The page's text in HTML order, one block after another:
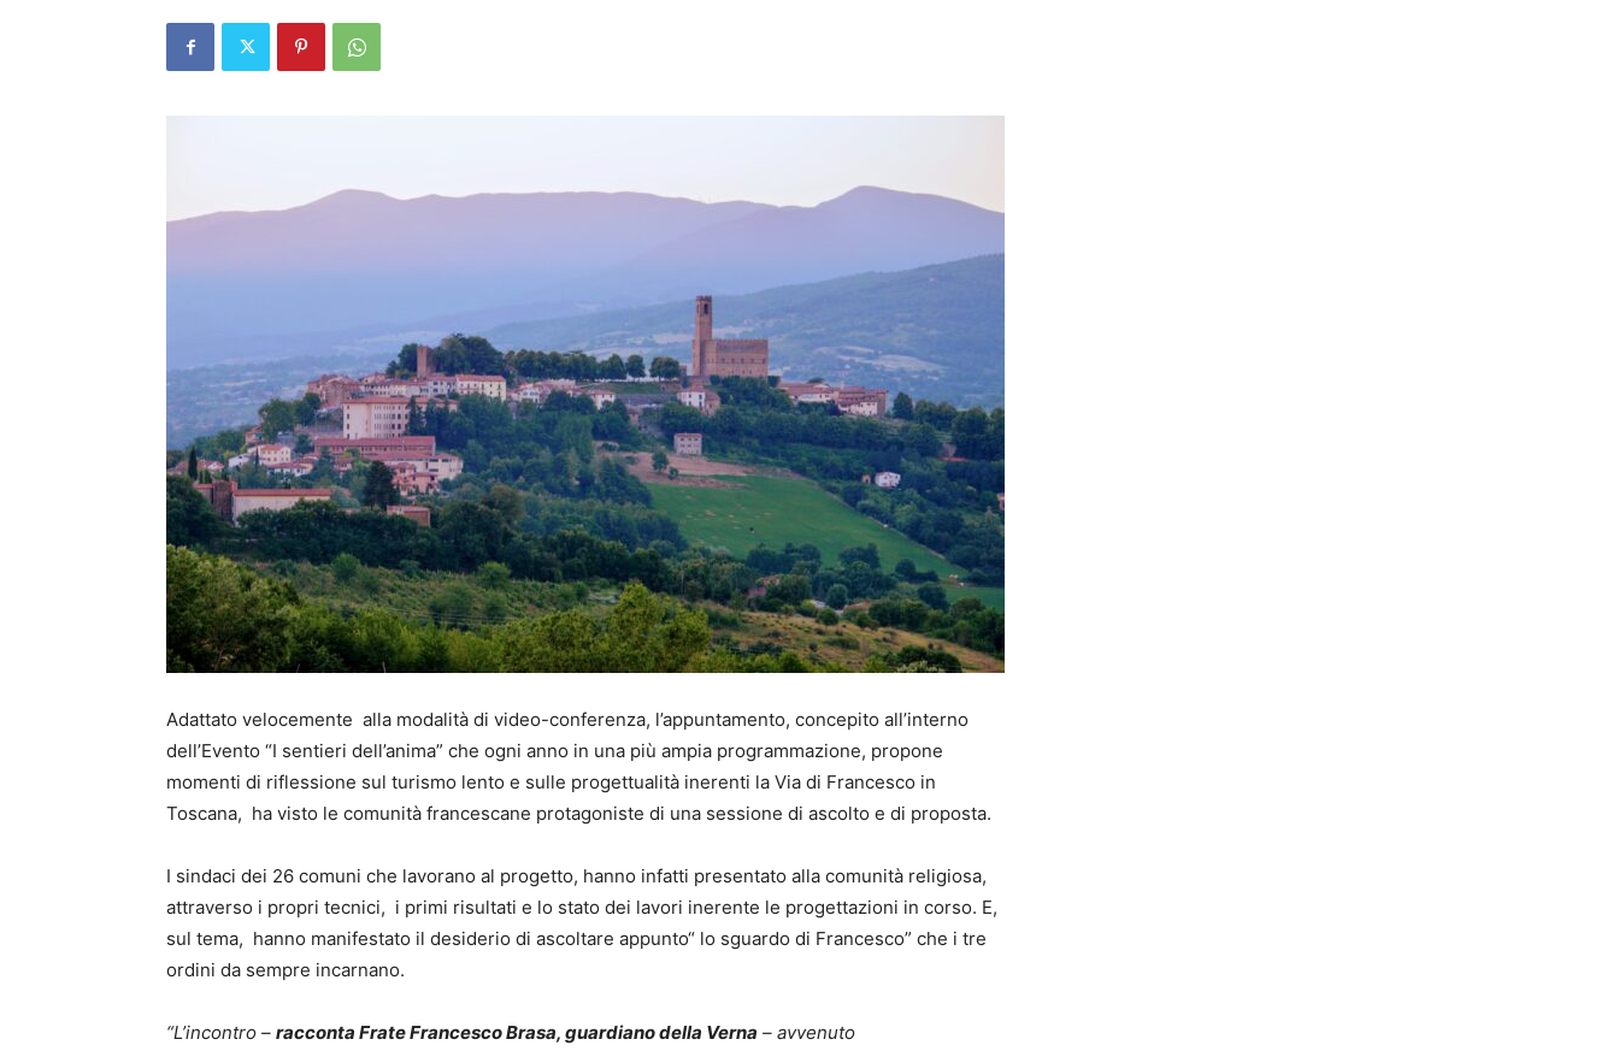
Adattato velocemente alla modalità di video-conferenza, l’appuntamento, concepito all’interno
dell’Evento “I sentieri dell’anima” che ogni anno in una più ampia programmazione, propone
momenti di riflessione sul turismo lento e sulle progettualità inerenti la Via di Francesco in
Toscana, ha visto le comunità francescane protagoniste di una sessione di ascolto e di proposta.
I sindaci dei 26 comuni che lavorano al progetto, hanno infatti presentato alla comunità religiosa,
attraverso i propri tecnici, i primi risultati e lo stato dei lavori inerente le progettazioni in corso. E,
sul tema, hanno manifestato il desiderio di ascoltare appunto“ lo sguardo di Francesco” che i tre
ordini da sempre incarnano.
“L’incontro – racconta Frate Francesco Brasa, guardiano della Verna – avvenuto